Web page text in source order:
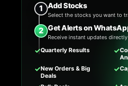
1 Add Stocks
Select the stocks you want to
2 Get Alerts on
Receive instant updates
✓Quarterly Results ✓
✓New Orders & Big
Deals
✓